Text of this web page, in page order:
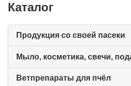
Каталог
Продукция со своей пасеки
Ветпрепараты для пчёл